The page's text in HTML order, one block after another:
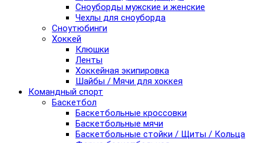
Сноуборды мужские и женские
Чехлы для сноуборда
Сноутюбинги
Хоккей
Клюшки
Ленты
Хоккейная экипировка
Шайбы / Мячи для хоккея
Командный спорт
Баскетбол
Баскетбольные кроссовки
Баскетбольные мячи
Баскетбольные стойки / Щиты / Кольца